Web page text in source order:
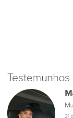
Testemunhos
21